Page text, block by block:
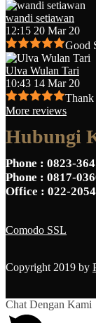
wandi setiawan
12:15 20 Mar 20
Good
Ulva Wulan Tari
10:43 14 Mar 20
Thank
More reviews
Hubungi
Phone : 0823-
Phone : 0817-
Office : 022-
Comodo SSL
Copyright 2019 by
Chat Dengan Kami